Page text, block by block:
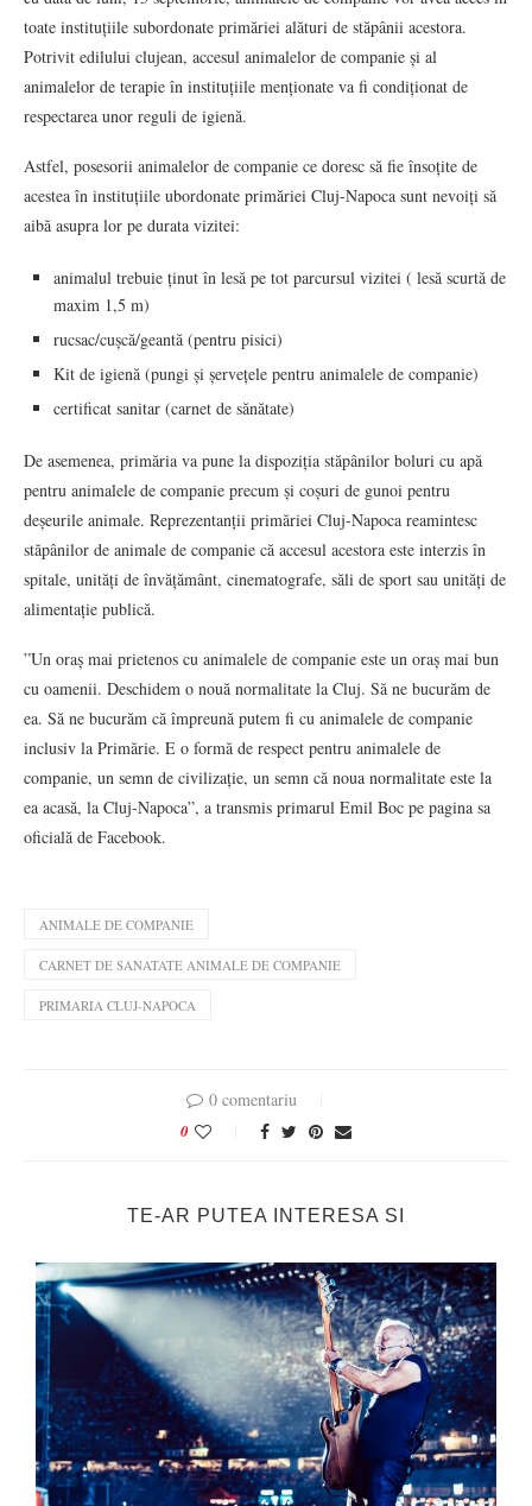
toate instituțiile subordonate primăriei alături de stăpânii acestora.
Potrivit edilului clujean, accesul animalelor de companie și al
animalelor de terapie în instituțiile menționate va fi condiționat de
respectarea unor reguli de igienă.
Astfel, posesorii animalelor de companie ce doresc să fie însoțite de
acestea în instituțiile ubordonate primăriei Cluj-Napoca sunt nevoiți să
aibă asupra lor pe durata vizitei:
animalul trebuie ținut în lesă pe tot parcursul vizitei ( lesă scurtă de
maxim 1,5 m)
rucsac/cușcă/geantă (pentru pisici)
Kit de igienă (pungi și șervețele pentru animalele de companie)
certificat sanitar (carnet de sănătate)
De asemenea, primăria va pune la dispoziția stăpânilor boluri cu apă
pentru animalele de companie precum și coșuri de gunoi pentru
deșeurile animale. Reprezentanții primăriei Cluj-Napoca reamintesc
stăpânilor de animale de companie că accesul acestora este interzis în
spitale, unități de învățământ, cinematografe, săli de sport sau unități de
alimentație publică.
”Un oraș mai prietenos cu animalele de companie este un oraș mai bun
cu oamenii. Deschidem o nouă normalitate la Cluj. Să ne bucurăm de
ea. Să ne bucurăm că împreună putem fi cu animalele de companie
inclusiv la Primărie. E o formă de respect pentru animalele de
companie, un semn de civilizație, un semn că noua normalitate este la
ea acasă, la Cluj-Napoca”, a transmis primarul Emil Boc pe pagina sa
oficială de Facebook.
ANIMALE DE COMPANIE
CARNET DE SANATATE ANIMALE DE COMPANIE
PRIMARIA CLUJ-NAPOCA
0 comentariu
0
TE-AR PUTEA INTERESA SI